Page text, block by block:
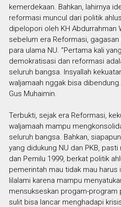
kemerdekaan. Bahkan, lahirnya
reformasi muncul dari politik
dipelopori oleh KH Abdurrahman
sebelum era Reformasi,
para ulama NU. ”Pertama kali
demokratisasi dan reformasi
seluruh bangsa. Insyallah
waljamaah nggak bisa
Gus Muhaimin.
Terbukti, sejak era Reformasi,
waljamaah mampu
seluruh bangsa. Bahkan,
yang didukung NU dan PKB,
dan Pemilu 1999, berkat politik
pemerintah mau tidak mau harus
lilalami karena mampu
mensukseskan progam-program
sulit bisa lancar menghadapi